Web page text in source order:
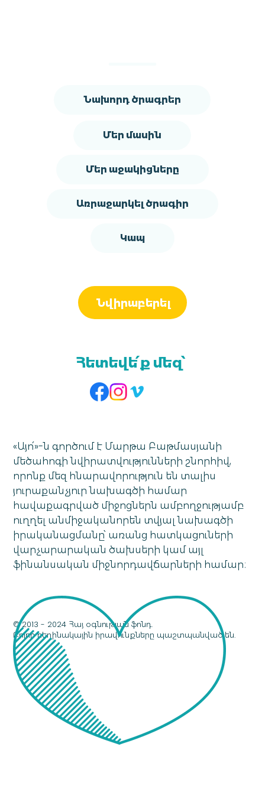
© 2013 - 2024 Հայ օգնության ֆոնդ.
Բոլոր հեղինակային իրավունքները պաշտպանված են.
«Այո՛»-ն գործում է Մարթա Բաթմասյանի
մեծահոգի նվիրատվությունների շնորհիվ,
որոնք մեզ հնարավորություն են տալիս
յուրաքանչյուր նախագծի համար
հավաքագրված միջոցներն ամբողջությամբ
ուղղել անմիջականորեն տվյալ նախագծի
իրականացմանը՝ առանց հատկացուների
վարչարարական ծախսերի կամ այլ
ֆինանսական միջնորդավճարների համար։
Հետեվե՛ք մեզ՝
Նվիրաբերել
Կապ
Առրաջարկել ծրագիր
Մեր աջակիցները
Մեր մասին
Նախորդ ծրագրեր